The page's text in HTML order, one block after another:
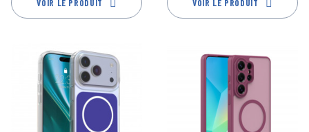
VOIR LE PRODUIT VOIR LE PRODUIT